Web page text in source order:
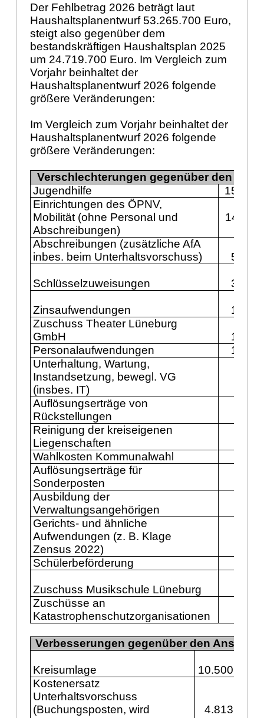
Der Fehlbetrag 2026 beträgt laut
Haushaltsplanentwurf 53.265.700 Euro,
steigt also gegenüber dem
bestandskräftigen Haushaltsplan 2025
um 24.719.700 Euro. Im Vergleich zum
Vorjahr beinhaltet der
Haushaltsplanentwurf 2026 folgende
größere Veränderungen:
Im Vergleich zum Vorjahr beinhaltet der
Haushaltsplanentwurf 2026 folgende
größere Veränderungen:
Verschlechterungen gegenüber den
Jugendhilfe
Einrichtungen des ÖPNV,
Mobilität (ohne Personal und
Abschreibungen)
Abschreibungen (zusätzliche AfA
inbes. beim Unterhaltsvorschuss)
Schlüsselzuweisungen
Zinsaufwendungen
Zuschuss Theater Lüneburg
GmbH
Personalaufwendungen
Unterhaltung, Wartung,
Instandsetzung, bewegl. VG
(insbes. IT)
Auflösungserträge von
Rückstellungen
Reinigung der kreiseigenen
Liegenschaften
Wahlkosten Kommunalwahl
Auflösungserträge für
Sonderposten
Ausbildung der
Verwaltungsangehörigen
Gerichts- und ähnliche
Aufwendungen (z. B. Klage
Zensus 2022)
Schülerbeförderung
Zuschuss Musikschule Lüneburg
Zuschüsse an
Katastrophenschutzorganisationen
Verbesserungen gegenüber den
Kreisumlage
10.500.000
Kostenersatz
Unterhaltsvorschuss
(Buchungsposten, wird
4.813.000